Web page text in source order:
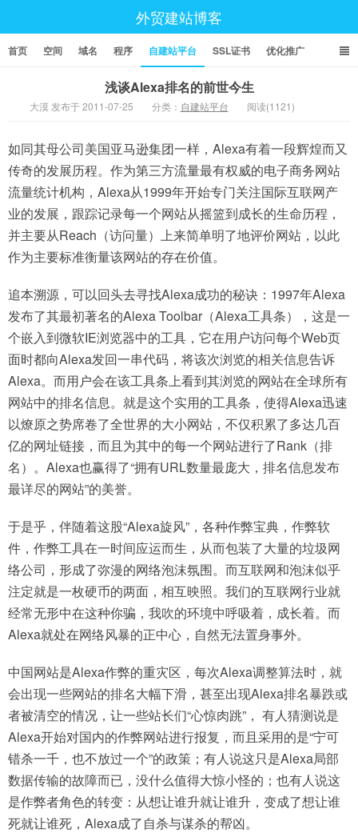
外贸建站博客
首页 空间 域名 程序 自建站平台 SSL证书 优化推广
浅谈Alexa排名的前世今生
大漠 发布于 2011-07-25 分类： 自建站平台 阅读(1121)
如同其母公司美国亚马逊集团一样，Alexa有着一段辉煌而又
传奇的发展历程。作为第三方流量最有权威的电子商务网站
流量统计机构，Alexa从1999年开始专门关注国际互联网产
业的发展，跟踪记录每一个网站从摇篮到成长的生命历程，
并主要从Reach（访问量）上来简单明了地评价网站，以此
作为主要标准衡量该网站的存在价值。
追本溯源，可以回头去寻找Alexa成功的秘诀：1997年Alexa
发布了其最初著名的Alexa Toolbar（Alexa工具条），这是一
个嵌入到微软IE浏览器中的工具，它在用户访问每个Web页
面时都向Alexa发回一串代码，将该次浏览的相关信息告诉
Alexa。而用户会在该工具条上看到其浏览的网站在全球所有
网站中的排名信息。就是这个实用的工具条，使得Alexa迅速
以燎原之势席卷了全世界的大小网站，不仅积累了多达几百
亿的网址链接，而且为其中的每一个网站进行了Rank（排
名）。Alexa也赢得了“拥有URL数量最庞大，排名信息发布
最详尽的网站”的美誉。
于是乎，伴随着这股“Alexa旋风”，各种作弊宝典，作弊软
件，作弊工具在一时间应运而生，从而包装了大量的垃圾网
络公司，形成了弥漫的网络泡沫氛围。而互联网和泡沫似乎
注定就是一枚硬币的两面，相互映照。我们的互联网行业就
经常无形中在这种你骗，我吹的环境中呼吸着，成长着。而
Alexa就处在网络风暴的正中心，自然无法置身事外。
中国网站是Alexa作弊的重灾区，每次Alexa调整算法时，就
会出现一些网站的排名大幅下滑，甚至出现Alexa排名暴跌或
者被清空的情况，让一些站长们“心惊肉跳”， 有人猜测说是
Alexa开始对国内的作弊网站进行报复，而且采用的是“宁可
错杀一千，也不放过一个”的政策；有人说这只是Alexa局部
数据传输的故障而已，没什么值得大惊小怪的；也有人说这
是作弊者角色的转变：从想让谁升就让谁升，变成了想让谁
死就让谁死，Alexa成了自杀与谋杀的帮凶。